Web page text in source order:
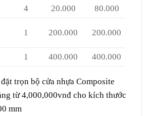
4 20.000
80.000
1 200.000 200.000
1 400.000 400.000
trọn bộ cửa nhựa Composite
từ 4,000,000vnđ cho kích thước
mm